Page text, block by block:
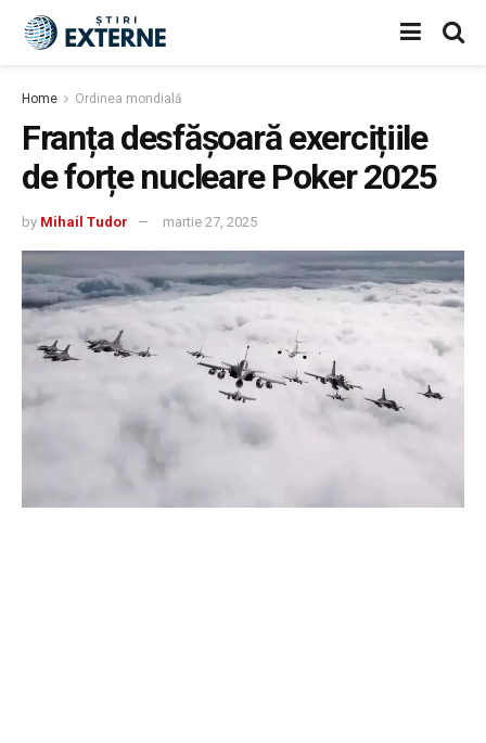
Home Ordinea mondială
Franța desfășoară exercițiile
de forțe nucleare Poker 2025
by Mihail Tudor martie 27, 2025